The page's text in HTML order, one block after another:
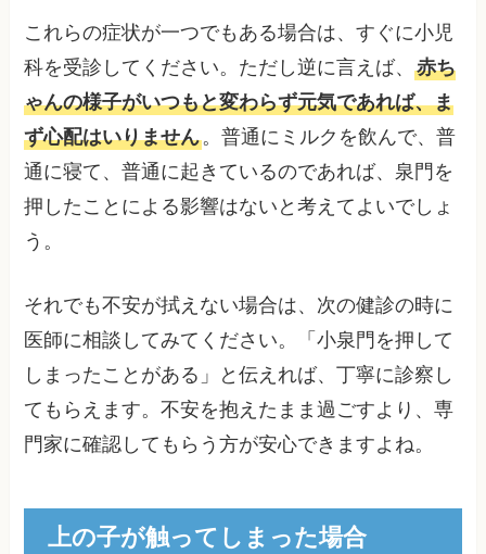
これらの症状が一つでもある場合は、すぐに小児
科を受診してください。ただし逆に言えば、赤ち
ゃんの様子がいつもと変わらず元気であれば、ま
ず心配はいりません。普通にミルクを飲んで、普
通に寝て、普通に起きているのであれば、泉門を
押したことによる影響はないと考えてよいでしょ
う。
それでも不安が拭えない場合は、次の健診の時に
医師に相談してみてください。「小泉門を押して
しまったことがある」と伝えれば、丁寧に診察し
てもらえます。不安を抱えたまま過ごすより、専
門家に確認してもらう方が安心できますよね。
上の子が触ってしまった場合